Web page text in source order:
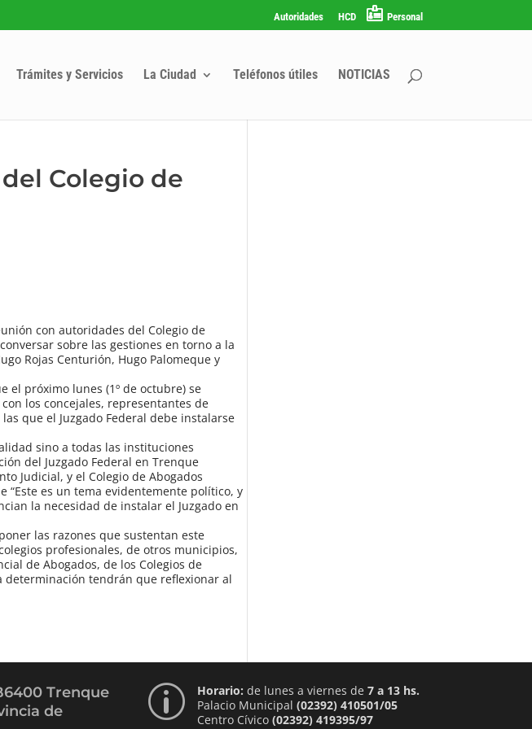
Autoridades HCD Personal
Trámites y Servicios La Ciudad Teléfonos útiles NOTICIAS
Colegio de
con autoridades del Colegio de
sobre las gestiones en torno a la
Rojas Centurión, Hugo Palomeque y
el próximo lunes (1º de octubre) se
los concejales, representantes de
que el Juzgado Federal debe instalarse
sino a todas las instituciones
del Juzgado Federal en Trenque
Judicial, y el Colegio de Abogados
“Este es un tema evidentemente político, y
la necesidad de instalar el Juzgado en
las razones que sustentan este
profesionales, de otros municipios,
de Abogados, de los Colegios de
determinación tendrán que reflexionar al
Trenque
de
p Horario: de lunes a viernes de 7 a 13 hs.
Palacio Municipal (02392) 410501/05
Centro Cívico (02392) 419395/97